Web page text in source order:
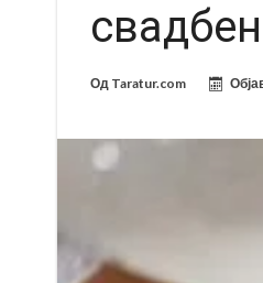
Од Taratur.com